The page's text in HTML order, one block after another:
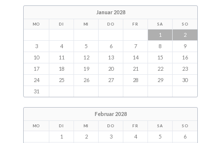
Januar 2028
MO DI MI DO FR SA SO
1
2
3
4 5 6 7 8
9
10
11 12 13 14 15
16
17
18 19 20 21 22
23
24
25 26 27 28 29
30
31
Februar 2028
MO DI MI DO FR SA SO
1 2 3 4 5
6